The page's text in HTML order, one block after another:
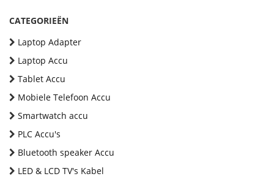
CATEGORIEËN
Laptop Adapter
Laptop Accu
Tablet Accu
Mobiele Telefoon Accu
Smartwatch accu
PLC Accu's
Bluetooth speaker Accu
LED & LCD TV's Kabel